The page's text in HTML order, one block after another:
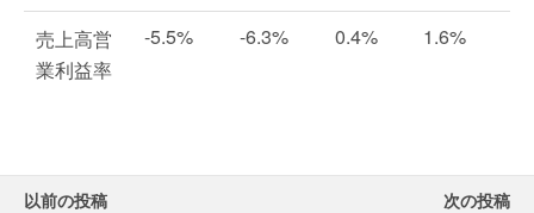
売上高営
業利益率
-5.5% -6.3% 0.4% 1.6%
以前の投稿 次の投稿